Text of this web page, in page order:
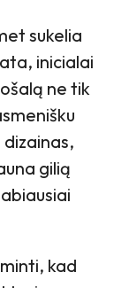
sukelia
inicialai
ne tik
gilią
kad